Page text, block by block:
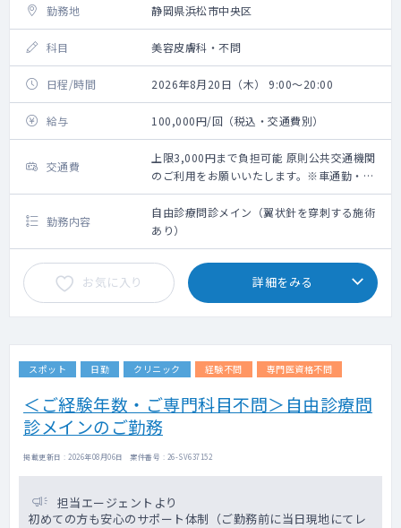
勤務地 静岡県浜松市中央区
科目 美容皮膚科・不問
日程/時間 2026年8月20日（木） 9:00～20:00
給与 100,000円/回（税込・交通費別）
交通費
上限3,000円まで負担可能 原則公共交通機関
のご利用をお願いいたします。※車通勤・タ
クシー利用要相談
勤務内容
自由診療問診メイン（翼状針を穿刺する施術
あり）
お気に入り 詳細をみる
スポット 日勤 クリニック 経験不問 専門医資格不問
＜ご経験年数・ご専門科目不問＞自由診療問
診メインのご勤務
掲載更新日 : 2026年08月06日 案件番号 : 26-SV637152
担当エージェントより
初めての方も安心のサポート体制（ご勤務前に当日現地にてレ